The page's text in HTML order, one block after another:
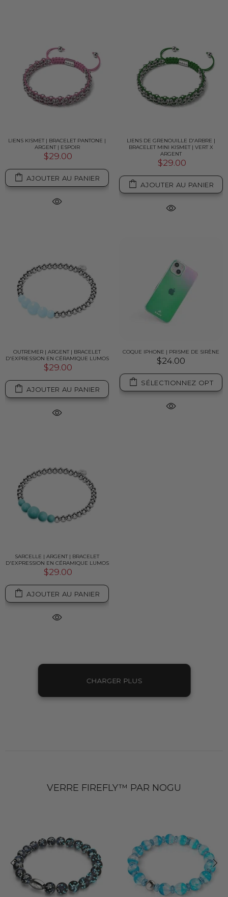
LIENS KISMET | BRACELET PANTONE |
ARGENT | ESPOIR
$29.00
AJOUTER AU PANIER
LIENS DE GRENOUILLE D'ARBRE |
BRACELET MINI KISMET | VERT X
ARGENT
$29.00
AJOUTER AU PANIER
OUTREMER | ARGENT | BRACELET
D'EXPRESSION EN CÉRAMIQUE LUMOS
$29.00
AJOUTER AU PANIER
COQUE IPHONE | PRISME DE SIRÈNE
$24.00
SÉLECTIONNEZ OPT
SARCELLE | ARGENT | BRACELET
D'EXPRESSION EN CÉRAMIQUE LUMOS
$29.00
AJOUTER AU PANIER
CHARGER PLUS
VERRE FIREFLY™ PAR NOGU